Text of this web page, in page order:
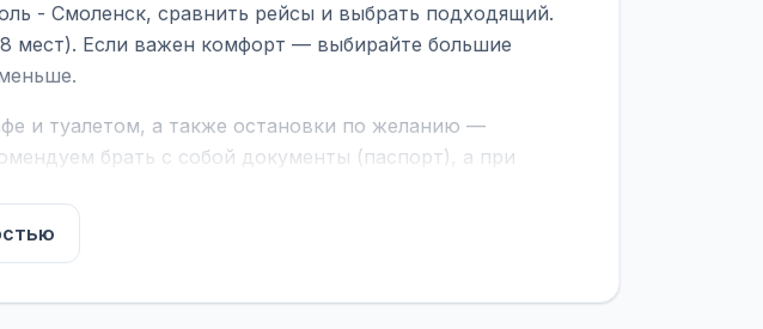
- Смоленск, сравнить рейсы и выбрать подходящий.
мест). Если важен комфорт — выбирайте большие
и туалетом, а также остановки по желанию —
брать с собой документы (паспорт), а при
сидений, кондиционер, отопление, зарядка
У нас
нужно.